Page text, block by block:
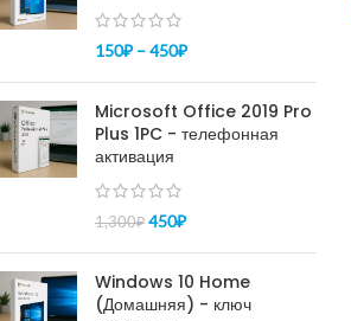
150₽ –450₽
Microsoft Office 2019 Pro
Plus 1PC - телефонная
активация
1,300₽ 450₽
Windows 10 Home
(Домашняя) - ключ